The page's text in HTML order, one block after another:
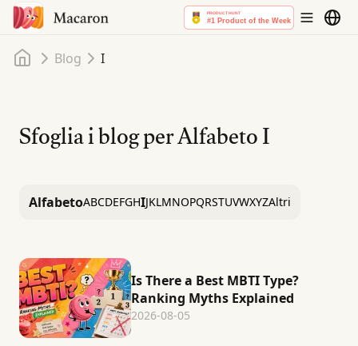
Home
Blog I
Sfoglia i blog per AlfabetoI
AlfabetoABCDEFGHIJKLMNOPQRSTUVWXYZAltri
Is There a Best MBTI Type?
Ranking Myths Explained
2026-08-05